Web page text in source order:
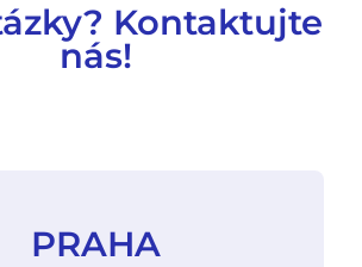
Kontaktujte
nás!
PRAHA